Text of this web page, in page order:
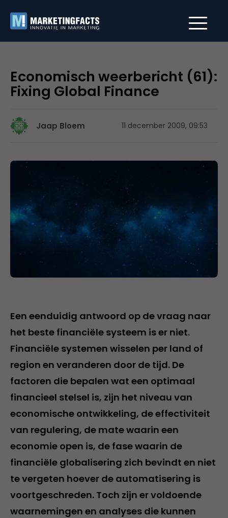
Economisch weerbericht (61):
Fixing Global Finance
Jaap Bloem 11 december 2009, 09:53
Een eenduidig antwoord op de vraag naar
het beste financiële systeem is er niet.
Financiële systemen wisselen per land of
region en veranderen door de tijd. De
factoren die bepalen wat een optimaal
financieel stelsel is, zijn het niveau van
economische ontwikkeling, de effectiviteit
van regulering, de mate waarin een
economie open is, de fase waarin de
financiële globalisering zich bevindt en niet
te vergeten hoever de automatisering is
voortgeschreden. Toch zijn er voldoende
waarnemingen en analyses die kunnen